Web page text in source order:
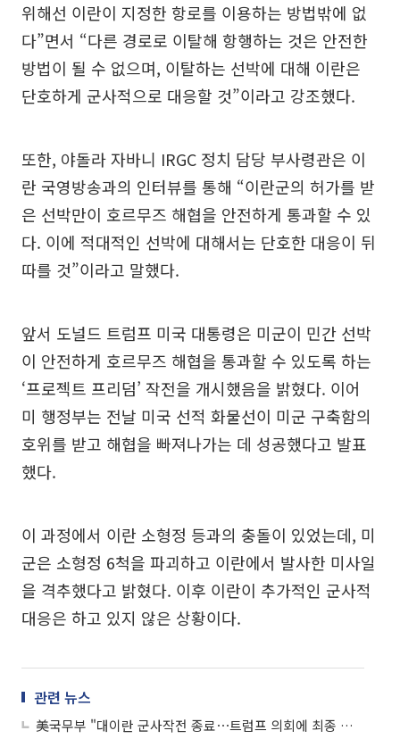
위해선 이란이 지정한 항로를 이용하는 방법밖에 없
다”면서 “다른 경로로 이탈해 항행하는 것은 안전한
방법이 될 수 없으며, 이탈하는 선박에 대해 이란은
단호하게 군사적으로 대응할 것”이라고 강조했다.
또한, 야돌라 자바니 IRGC 정치 담당 부사령관은 이
란 국영방송과의 인터뷰를 통해 “이란군의 허가를 받
은 선박만이 호르무즈 해협을 안전하게 통과할 수 있
다. 이에 적대적인 선박에 대해서는 단호한 대응이 뒤
따를 것”이라고 말했다.
앞서 도널드 트럼프 미국 대통령은 미군이 민간 선박
이 안전하게 호르무즈 해협을 통과할 수 있도록 하는
‘프로젝트 프리덤’ 작전을 개시했음을 밝혔다. 이어
미 행정부는 전날 미국 선적 화물선이 미군 구축함의
호위를 받고 해협을 빠져나가는 데 성공했다고 발표
했다.
이 과정에서 이란 소형정 등과의 충돌이 있었는데, 미
군은 소형정 6척을 파괴하고 이란에서 발사한 미사일
을 격추했다고 밝혔다. 이후 이란이 추가적인 군사적
대응은 하고 있지 않은 상황이다.
관련 뉴스
美국무부 "대이란 군사작전 종료⋯트럼프 의회에 최종 통지"